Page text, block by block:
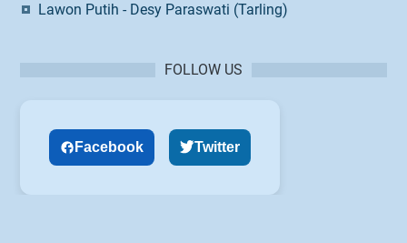
Lawon Putih - Desy Paraswati (Tarling)
FOLLOW US
Facebook Twitter